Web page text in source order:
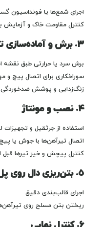
اجرای شمع‌ها یا فونداسیون
کنترل مقاومت خاک و آزمایش
۳. برش و آماده‌سازی تیرآهن
برش سرد یا حرارتی طبق نقشه
سوراخکاری برای اتصال پیچ و
زنگ‌زدایی و پوشش ضدخوردگی
۴. نصب و مونتاژ
استفاده از جرثقیل و تجهیزات
اتصال تیرآهن‌ها با جوش یا
کنترل پیچش و خیز تیرها قبل
۵. بتن‌ریزی دال روی پل (در صورت نیاز)
اجرای قالب‌بندی دقیق
ریختن بتن مسلح روی